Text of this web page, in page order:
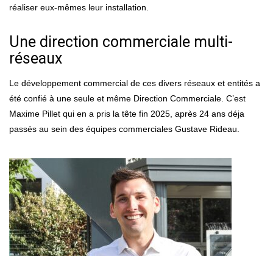
réaliser eux-mêmes leur installation.
Une direction commerciale multi-
réseaux
Le développement commercial de ces divers réseaux et entités a
été confié à une seule et même Direction Commerciale. C’est
Maxime Pillet qui en a pris la tête fin 2025, après 24 ans déja
passés au sein des équipes commerciales Gustave Rideau.